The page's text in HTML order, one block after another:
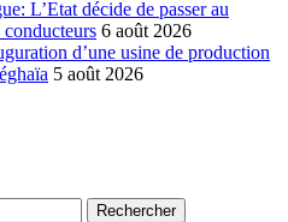
L’Etat décide de passer au
conducteurs 6 août 2026
d’une usine de production
5 août 2026